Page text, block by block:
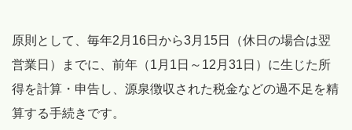
原則として、毎年2月16日から3月15日（休日の場合は翌
営業日）までに、前年（1月1日～12月31日）に生じた所
得を計算・申告し、源泉徴収された税金などの過不足を精
算する手続きです。